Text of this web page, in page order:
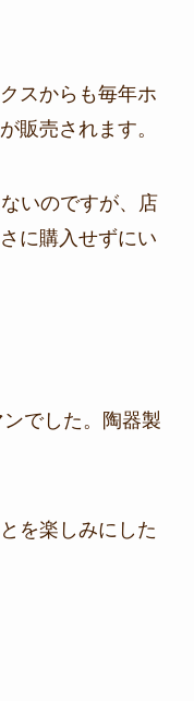
スからも毎年ホ
販売されます。
いのですが、店
に購入せずにい
でした。陶器製
を楽しみにした